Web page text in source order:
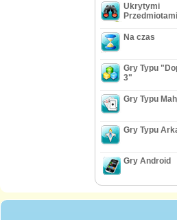
Ukrytymi
Przedmiotami
Na czas
Gry Typu
3"
Gry Typu
Gry Typu
Gry Android